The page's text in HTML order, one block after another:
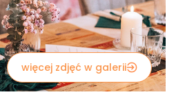
więcej zdjęć w galerii